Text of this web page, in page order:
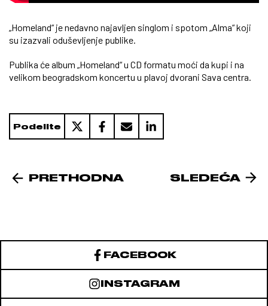
„Homeland“ je nedavno najavljen singlom i spotom „Alma“ koji
su izazvali oduševljenje publike.
Publika će album „Homeland“ u CD formatu moći da kupi i na
velikom beogradskom koncertu u plavoj dvorani Sava centra.
Podelite
PRETHODNA SLEDEĆA
FACEBOOK
INSTAGRAM